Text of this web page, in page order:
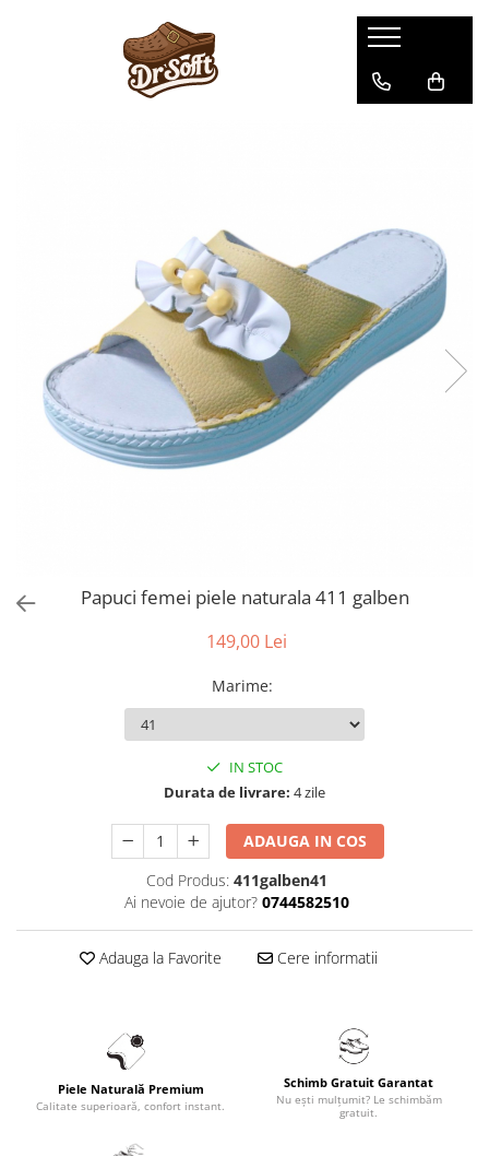
Papuci femei piele naturala 411 galben
149,00 Lei
Marime:
IN STOC
Durata de livrare: 4 zile
ADAUGA IN COS
Cod Produs: 411galben41
Ai nevoie de ajutor? 0744582510
Adauga la Favorite Cere informatii
Piele Naturală Premium
Calitate superioară, confort instant.
Schimb Gratuit Garantat
Nu ești mulțumit? Le schimbăm
gratuit.